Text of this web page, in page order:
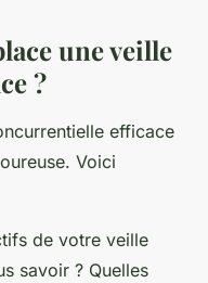
une veille
?
efficace
Voici
de votre veille
savoir ? Quelles